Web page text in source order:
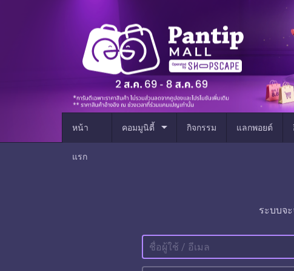
หน้า
แรก
คอมมูนิตี้ arrow_drop_down กิจกรรม แลกพอยต์
ระบบจ